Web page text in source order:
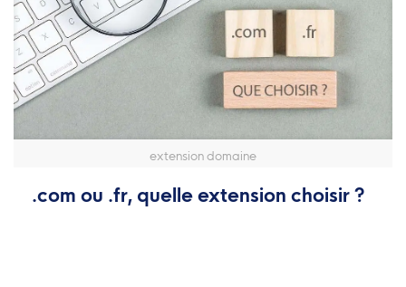
extension domaine
.com ou .fr, quelle extension choisir ?